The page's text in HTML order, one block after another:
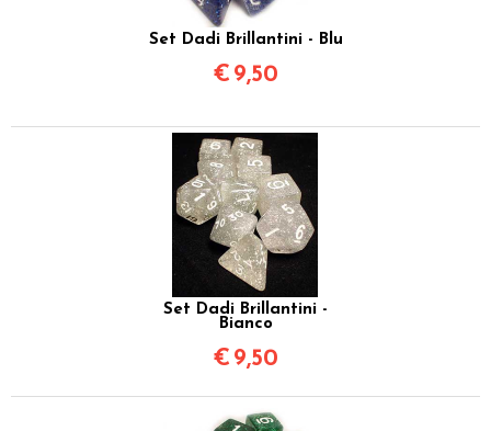
Set Dadi Brillantini - Blu
€ 9,50
Set Dadi Brillantini -
Bianco
€ 9,50